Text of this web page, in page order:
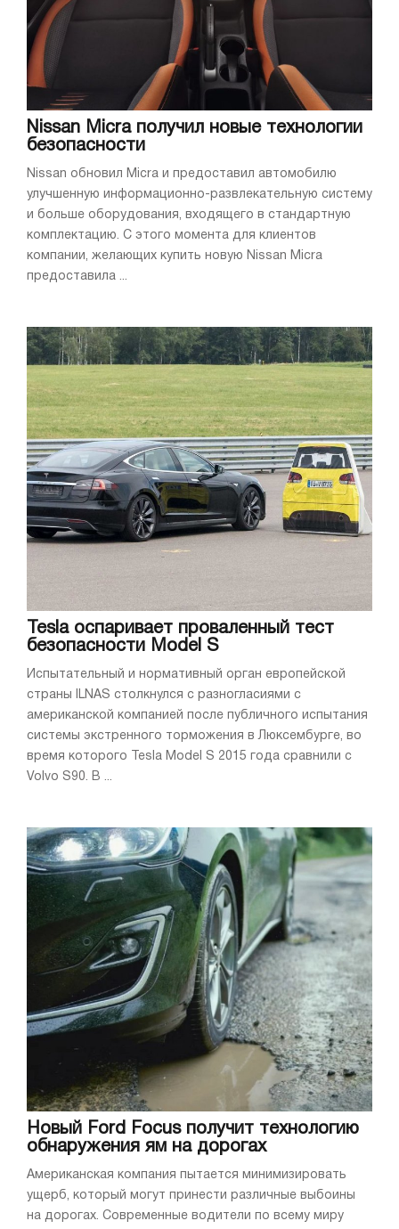
Nissan Micra получил новые технологии
безопасности
Nissan обновил Micra и предоставил автомобилю
улучшенную информационно-развлекательную систему
и больше оборудования, входящего в стандартную
комплектацию. С этого момента для клиентов
компании, желающих купить новую Nissan Micra
предоставила ...
Tesla оспаривает проваленный тест
безопасности Model S
Испытательный и нормативный орган европейской
страны ILNAS столкнулся с разногласиями с
американской компанией после публичного испытания
системы экстренного торможения в Люксембурге, во
время которого Tesla Model S 2015 года сравнили с
Volvo S90. В ...
Новый Ford Focus получит технологию
обнаружения ям на дорогах
Американская компания пытается минимизировать
ущерб, который могут принести различные выбоины
на дорогах. Современные водители по всему миру